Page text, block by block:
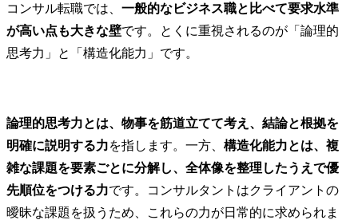
コンサル転職では、 一般的なビジネス職と比べて要求水準
が高い点も大きな壁です。とくに重視されるのが「論理的
思考力」と「構造化能力」です。
論理的思考力とは、物事を筋道立てて考え、結論と根拠を
明確に説明する力を指します。一方、 構造化能力とは、複
雑な課題を要素ごとに分解し、全体像を整理したうえで優
先順位をつける力です。コンサルタントはクライアントの
曖昧な課題を扱うため、これらの力が日常的に求められま